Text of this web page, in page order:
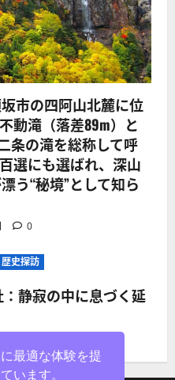
市の四阿山北麓に位
動滝（落差89m）と
条の滝を総称して呼
選にも選ばれ、深山
う“秘境”として知ら
0
史探訪
静寂の中に息づく延
最適な体験を提
います。